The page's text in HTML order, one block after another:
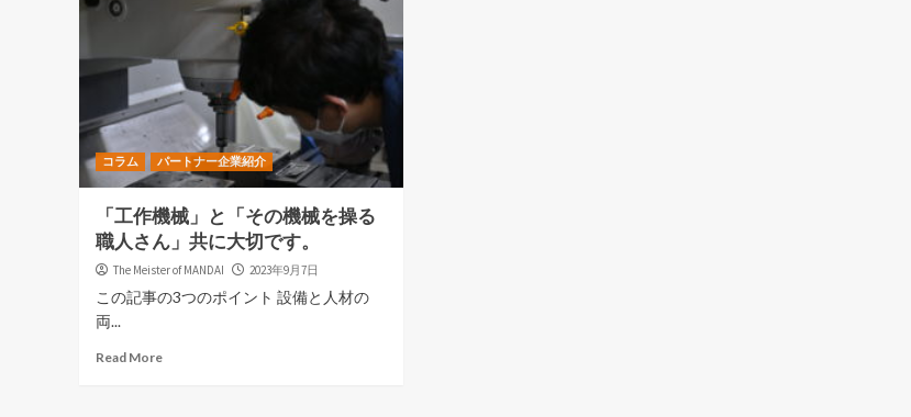
コラム パートナー企業紹介
「工作機械」と「その機械を操る
職人さん」共に大切です。
The Meister of MANDAI 2023年9月7日
この記事の3つのポイント 設備と人材の
両...
Read More